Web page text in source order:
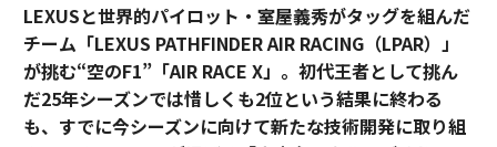
LEXUSと世界的パイロット・室屋義秀がタッグを組んだ
チーム「LEXUS PATHFINDER AIR RACING（LPAR）」
が挑む“空のF1”「AIR RACE X」。初代王者として挑ん
だ25年シーズンでは惜しくも2位という結果に終わる
も、すでに今シーズンに向けて新たな技術開発に取り組